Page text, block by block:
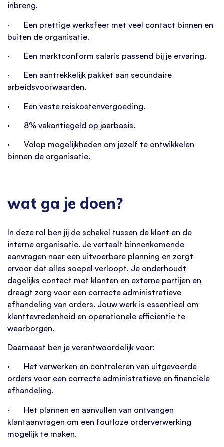
inbreng.
· Een prettige werksfeer met veel contact binnen en
buiten de organisatie.
· Een marktconform salaris passend bij je ervaring.
· Een aantrekkelijk pakket aan secundaire
arbeidsvoorwaarden.
· Een vaste reiskostenvergoeding.
· 8% vakantiegeld op jaarbasis.
· Volop mogelijkheden om jezelf te ontwikkelen
binnen de organisatie.
wat ga je doen?
In deze rol ben jij de schakel tussen de klant en de
interne organisatie. Je vertaalt binnenkomende
aanvragen naar een uitvoerbare planning en zorgt
ervoor dat alles soepel verloopt. Je onderhoudt
dagelijks contact met klanten en externe partijen en
draagt zorg voor een correcte administratieve
afhandeling van orders. Jouw werk is essentieel om
klanttevredenheid en operationele efficiëntie te
waarborgen.
Daarnaast ben je verantwoordelijk voor:
· Het verwerken en controleren van uitgevoerde
orders voor een correcte administratieve en financiële
afhandeling.
· Het plannen en aanvullen van ontvangen
klantaanvragen om een foutloze orderverwerking
mogelijk te maken.